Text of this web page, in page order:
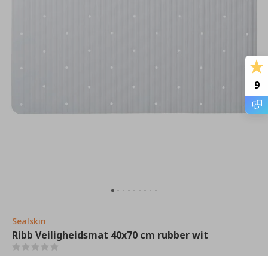
Sealskin
Ribb Veiligheidsmat 40x70 cm rubber wit
9